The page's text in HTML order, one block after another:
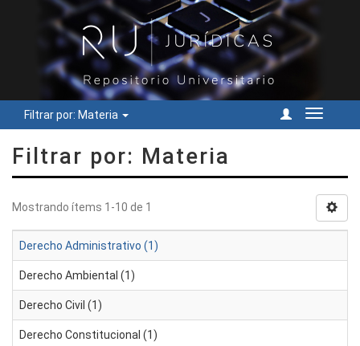
Filtrar por: Materia
Cambiar
Filtrar por: Materia
Mostrando ítems 1-10 de 1
Derecho Administrativo (1)
Derecho Ambiental (1)
Derecho Civil (1)
Derecho Constitucional (1)